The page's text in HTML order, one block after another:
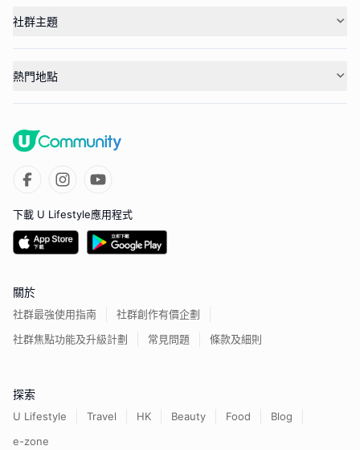
社群主題
熱門地點
下載 U Lifestyle應用程式
關於
社群最強使用指南
社群創作有價企劃
社群焦點功能及升級計劃
常見問題 條款及細則
探索
U Lifestyle Travel HK Beauty Food
Blog
e-zone